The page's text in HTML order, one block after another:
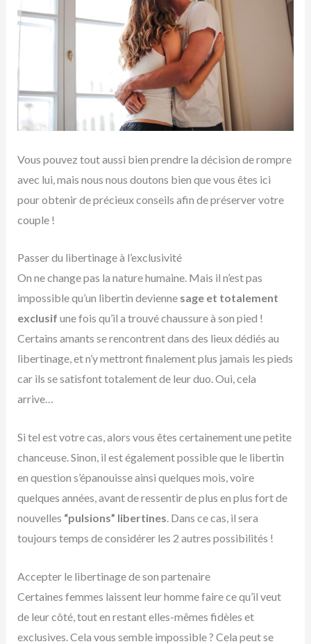
Vous pouvez tout aussi bien prendre la décision de rompre
avec lui, mais nous nous doutons bien que vous êtes ici
pour obtenir de précieux conseils afin de préserver votre
couple !
Passer du libertinage à l’exclusivité
On ne change pas la nature humaine. Mais il n’est pas
impossible qu’un libertin devienne sage et totalement
exclusif une fois qu’il a trouvé chaussure à son pied !
Certains amants se rencontrent dans des lieux dédiés au
libertinage, et n’y mettront finalement plus jamais les pieds
car ils se satisfont totalement de leur duo. Oui, cela
arrive…
Si tel est votre cas, alors vous êtes certainement une petite
chanceuse. Sinon, il est également possible que le libertin
en question s’épanouisse ainsi quelques mois, voire
quelques années, avant de ressentir de plus en plus fort de
nouvelles “pulsions” libertines. Dans ce cas, il sera
toujours temps de considérer les 2 autres possibilités !
Accepter le libertinage de son partenaire
Certaines femmes laissent leur homme faire ce qu’il veut
de leur côté, tout en restant elles-mêmes fidèles et
exclusives. Cela vous semble impossible ? Cela peut se